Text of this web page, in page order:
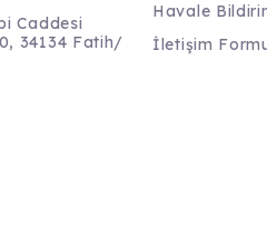
Caddesi
34134 Fatih/
Havale
İletişim